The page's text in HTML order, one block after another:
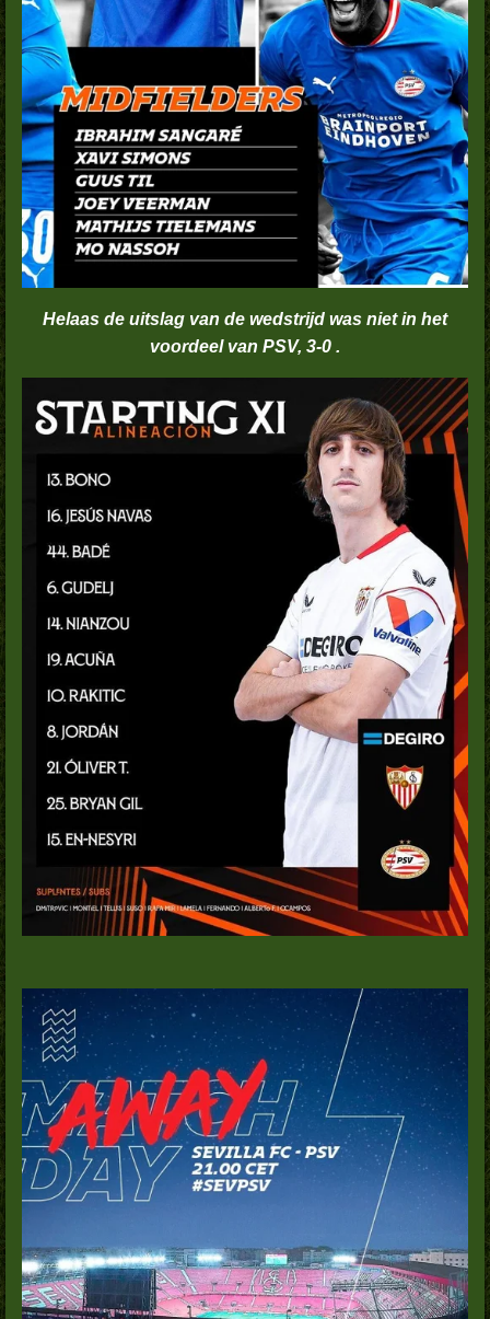
Helaas de uitslag van de wedstrijd was niet in het
voordeel van PSV, 3-0 .